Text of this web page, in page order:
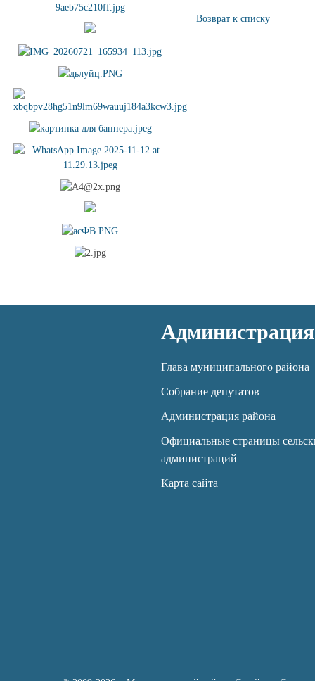
Возврат к списку
Администрация
Глава муниципального района
Собрание депутатов
Администрация района
Официальные страницы
администраций
Карта сайта